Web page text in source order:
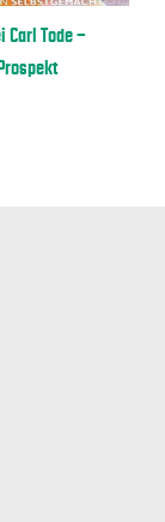
Carl Tode –